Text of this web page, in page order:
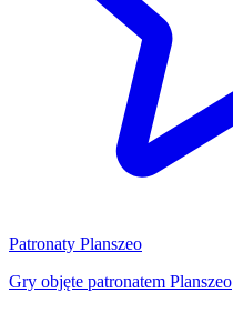
Patronaty Planszeo
Gry objęte patronatem Planszeo